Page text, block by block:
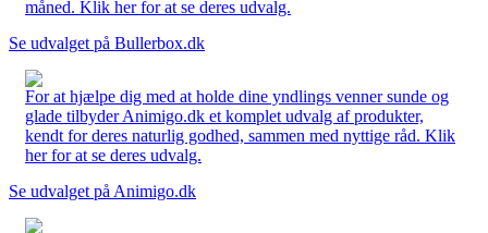
måned. Klik her for at se deres udvalg.
Se udvalget på Bullerbox.dk
For at hjælpe dig med at holde dine yndlings venner sunde og
glade tilbyder Animigo.dk et komplet udvalg af produkter,
kendt for deres naturlig godhed, sammen med nyttige råd. Klik
her for at se deres udvalg.
Se udvalget på Animigo.dk